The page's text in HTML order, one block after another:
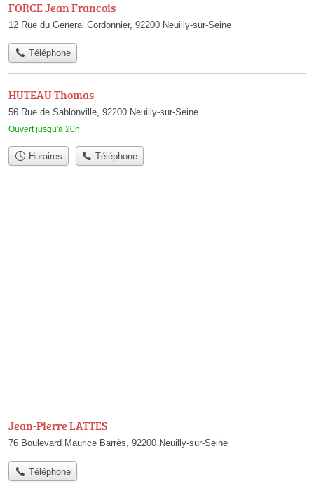
FORCE Jean Francois
12 Rue du General Cordonnier, 92200 Neuilly-sur-Seine
Téléphone
HUTEAU Thomas
56 Rue de Sablonville, 92200 Neuilly-sur-Seine
Ouvert jusqu'à 20h
Horaires Téléphone
Jean-Pierre LATTES
76 Boulevard Maurice Barrès, 92200 Neuilly-sur-Seine
Téléphone